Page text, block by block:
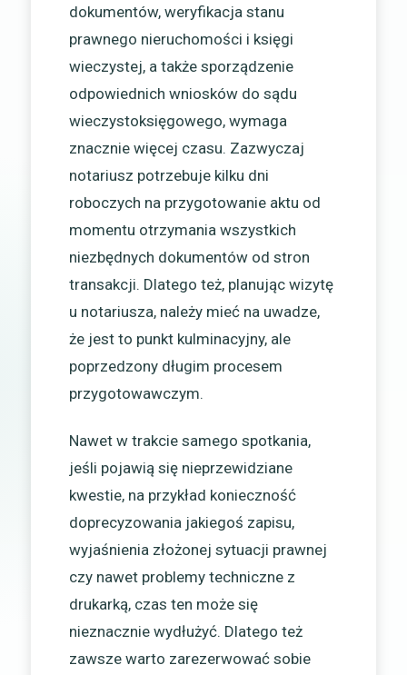
dokumentów, weryfikacja stanu
prawnego nieruchomości i księgi
wieczystej, a także sporządzenie
odpowiednich wniosków do sądu
wieczystoksięgowego, wymaga
znacznie więcej czasu. Zazwyczaj
notariusz potrzebuje kilku dni
roboczych na przygotowanie aktu od
momentu otrzymania wszystkich
niezbędnych dokumentów od stron
transakcji. Dlatego też, planując wizytę
u notariusza, należy mieć na uwadze,
że jest to punkt kulminacyjny, ale
poprzedzony długim procesem
przygotowawczym.
Nawet w trakcie samego spotkania,
jeśli pojawią się nieprzewidziane
kwestie, na przykład konieczność
doprecyzowania jakiegoś zapisu,
wyjaśnienia złożonej sytuacji prawnej
czy nawet problemy techniczne z
drukarką, czas ten może się
nieznacznie wydłużyć. Dlatego też
zawsze warto zarezerwować sobie